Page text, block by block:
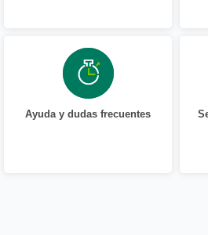
Ayuda y dudas frecuentes